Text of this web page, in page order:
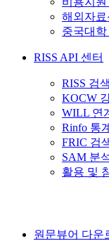
해외자료
중국대
RISS API 센터
RISS 검
KOCW
WILL 연
Rinfo 통
FRIC 검
SAM 분
활용 및
원문뷰어 다운